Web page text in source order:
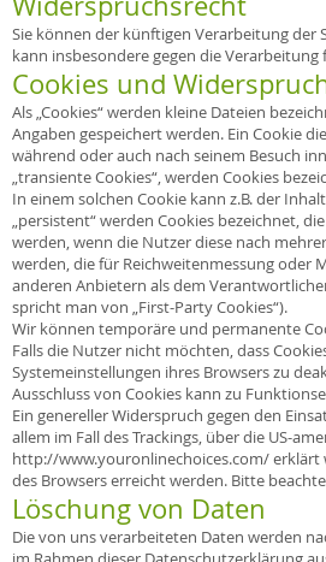
Sie können der künftigen Verarbeitung der
kann insbesondere gegen die
Cookies und
Als „Cookies“ werden kleine Dateien
Angaben gespeichert werden. Ein Cookie
während oder auch nach seinem Besuch
„transiente Cookies“, werden Cookies
In einem solchen Cookie kann z.B. der
„persistent“ werden Cookies bezeichnet,
werden, wenn die Nutzer diese nach
werden, die für Reichweitenmessung oder
anderen Anbietern als dem
spricht man von „First-Party Cookies“).
Wir können temporäre und permanente
Falls die Nutzer nicht möchten, dass
Systemeinstellungen ihres Browsers zu
Ausschluss von Cookies kann zu
Ein genereller Widerspruch gegen den
allem im Fall des Trackings, über die US-
http://www.youronlinechoices.com/erklärt
des Browsers erreicht werden. Bitte
Löschung von Daten
Die von uns verarbeiteten Daten werden